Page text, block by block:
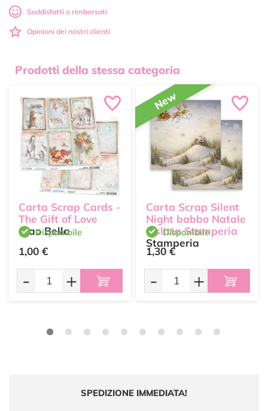
Soddisfatti o rimborsati
Opinioni dei nostri clienti
Prodotti della stessa categoria
Carta Scrap Cards -
The Gift of Love
Ciao Bella
Disponibile
1,00 €
- +
New
Carta Scrap Silent
Night babbo Natale
e slitta Stamperia
Stamperia
Disponibile
1,30 €
- +
SPEDIZIONE IMMEDIATA!